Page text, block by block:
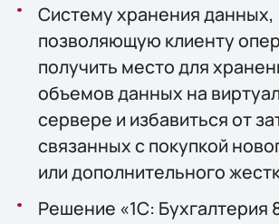
Систему хранения данных,
позволяющую клиенту
получить место для
объемов данных на
сервере и избавиться от
связанных с покупкой
или дополнительного
Решение «1С: Бухгалтерия